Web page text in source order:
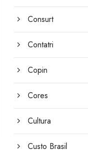
Consurt
Contatri
Copin
Cores
Cultura
Custo Brasil